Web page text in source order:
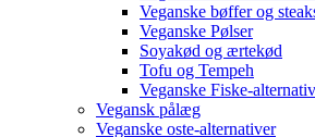
Veganske bøffer og
Veganske Pølser
Soyakød og ærtekød
Tofu og Tempeh
Veganske Fiske-
Vegansk pålæg
Veganske oste-alternativer